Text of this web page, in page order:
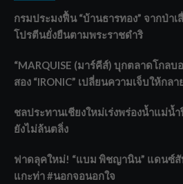
กรมประมงฟื้น “บ้านธารทอง” จากป่า
โปรตีนยั่งยืนตามพระราชดำริ
“MARQUISE (มาร์คีส์) บุกตลาดโกลบ
สอง “IRONIC” เปลี่ยนความเจ็บให้กลา
ชลประทานเชียงใหม่เร่งพร่องน้ำแม่น้
ยังไม่ล้นตลิ่ง
ฟาดลุคใหม่! “แบม พิชญานิน” แดนซ์
แกะท่า #นอกจอนอกใจ